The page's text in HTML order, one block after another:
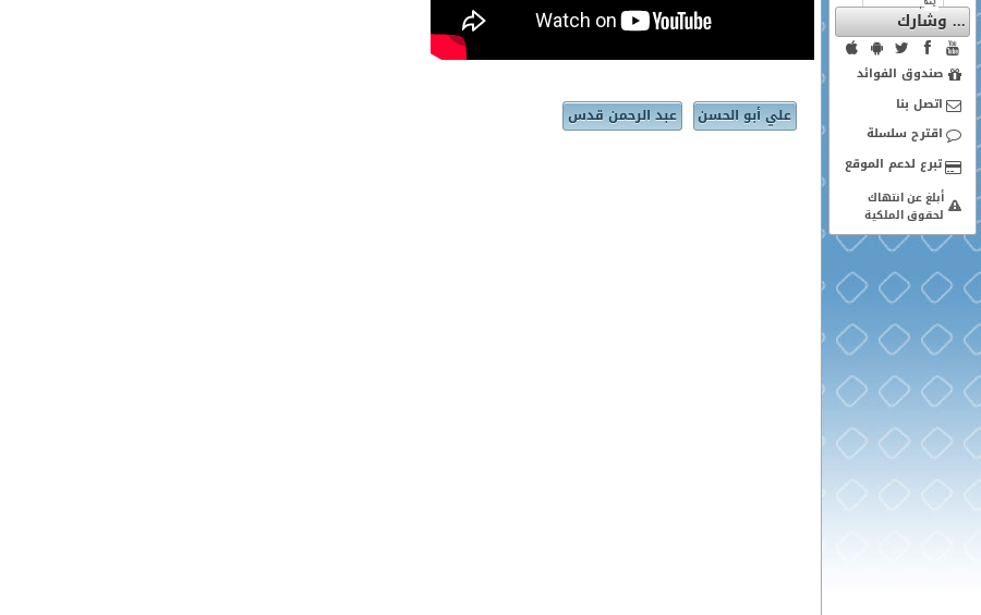
... وشارك
صندوق الفوائد
اتصل بنا
اقترح سلسلة
أبلغ عن انتهاك
لحقوق الملكية
علي أبو الحسن عبد الرحمن قدس